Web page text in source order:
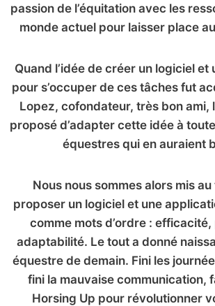
passion de l’équitation avec les
monde actuel pour laisser place
Quand l’idée de créer un logiciel et
pour s’occuper de ces tâches fut
Lopez, cofondateur, très bon ami,
proposé d’adapter cette idée à
équestres qui en auraient
Nous nous sommes alors mis
proposer un logiciel et une
comme mots d’ordre :
adaptabilité. Le tout a donné
équestre de demain. Fini les
fini la mauvaise communication,
Horsing Up pour révolutionner